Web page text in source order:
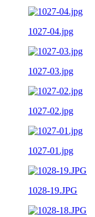
1027-04.jpg
1027-03.jpg
1027-02.jpg
1027-01.jpg
1028-19.JPG